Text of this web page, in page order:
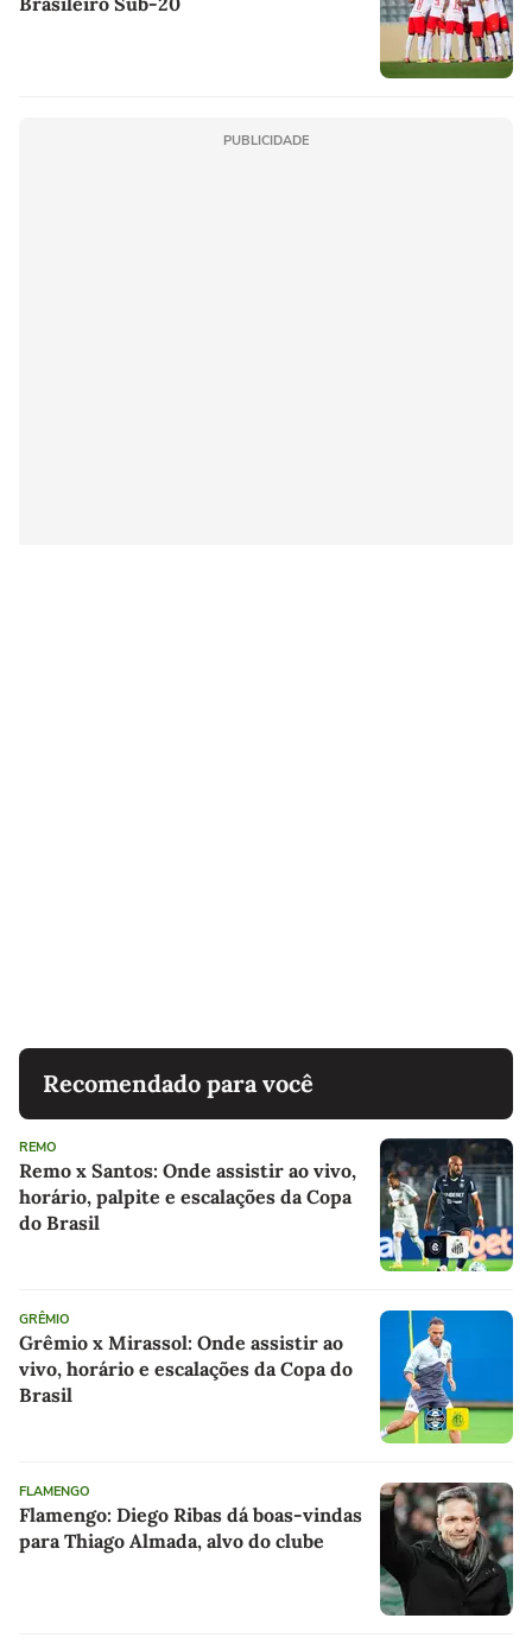
PUBLICIDADE
Recomendado para você
REMO
Remo x Santos: Onde assistir ao vivo,
horário, palpite e escalações da Copa
do Brasil
GRÊMIO
Grêmio x Mirassol: Onde assistir ao
vivo, horário e escalações da Copa do
Brasil
FLAMENGO
Flamengo: Diego Ribas dá boas-vindas
para Thiago Almada, alvo do clube